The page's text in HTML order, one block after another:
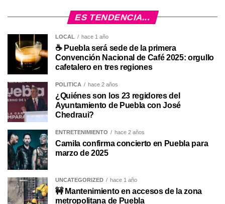
ES TENDENCIA...
LOCAL hace 1 año
☕ Puebla será sede de la primera
Convención Nacional de Café 2025: orgullo
cafetalero en tres regiones
POLÍTICA hace 2 años
¿Quiénes son los 23 regidores del
Ayuntamiento de Puebla con José
Chedraui?
ENTRETENIMIENTO hace 2 años
Camila confirma concierto en Puebla para
marzo de 2025
UNCATEGORIZED hace 1 año
🚧 Mantenimiento en accesos de la zona
metropolitana de Puebla